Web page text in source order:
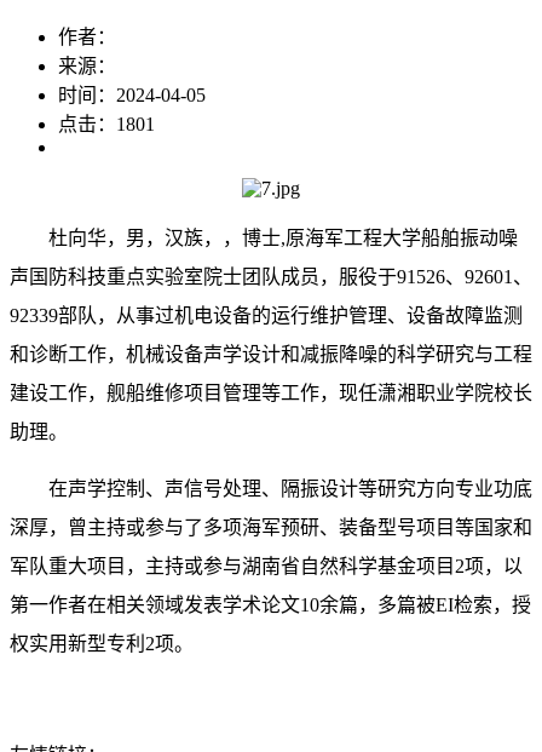
作者：
来源：
时间：2024-04-05
点击： 1801
杜向华，男，汉族，，博士,原海军工程大学船舶振动噪
声国防科技重点实验室院士团队成员，服役于91526、92601、
92339部队，从事过机电设备的运行维护管理、设备故障监测
和诊断工作，机械设备声学设计和减振降噪的科学研究与工程
建设工作，舰船维修项目管理等工作，现任潇湘职业学院校长
助理。
在声学控制、声信号处理、隔振设计等研究方向专业功底
深厚，曾主持或参与了多项海军预研、装备型号项目等国家和
军队重大项目，主持或参与湖南省自然科学基金项目2项，以
第一作者在相关领域发表学术论文10余篇，多篇被EI检索，授
权实用新型专利2项。